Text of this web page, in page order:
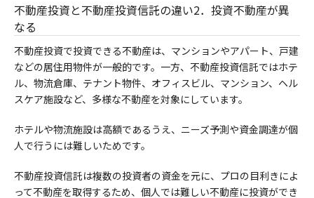
不動産投資と不動産投資信託の違い2．投資不動産が異
なる
不動産投資で投資できる不動産は、マンションやアパート、戸建
などの居住用物件が一般的です。一方、不動産投資信託ではホテ
ル、物流倉庫、テナント物件、オフィスビル、マンション、ヘル
スケア施設など、多様な不動産を対象にしています。
ホテルや物流施設は高額であるうえ、ニーズ予測や資金調達が個
人で行うには難しいためです。
不動産投資信託は複数の投資者の資金を元に、プロの目利きによ
って不動産を取得するため、個人では難しい不動産に投資ができ